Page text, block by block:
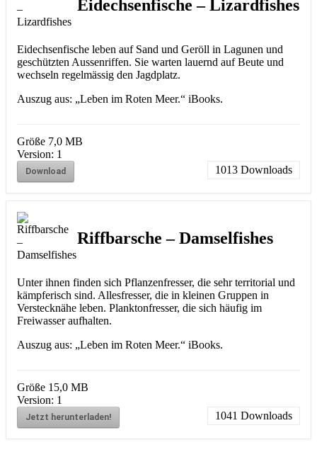
Eidechsenfische – Lizardfishes
Eidechsenfische leben auf Sand und Geröll in Lagunen und
geschützten Aussenriffen. Sie warten lauernd auf Beute und
wechseln regelmässig den Jagdplatz.
Auszug aus: „Leben im Roten Meer.“ iBooks.
Größe 7,0 MB
Version: 1
Download 1013 Downloads
Riffbarsche – Damselfishes
Unter ihnen finden sich Pflanzenfresser, die sehr territorial und
kämpferisch sind. Allesfresser, die in kleinen Gruppen in
Verstecknähe leben. Planktonfresser, die sich häufig im
Freiwasser aufhalten.
Auszug aus: „Leben im Roten Meer.“ iBooks.
Größe 15,0 MB
Version: 1
Jetzt herunterladen! 1041 Downloads